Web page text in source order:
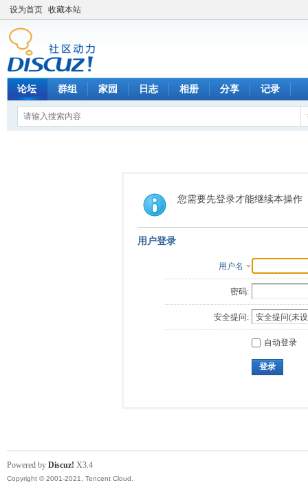
设为首页 收藏本站
论坛 群组 家园 日志 相册 分享 记录
您需要先登录才能继续本操作
用户登录
用户名
密码:
安全提问:
自动登录
登录
Powered by Discuz! X3.4
Copyright © 2001-2021, Tencent Cloud.